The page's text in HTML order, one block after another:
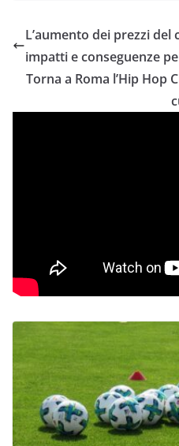
L’aumento dei prezzi del
impatti e conseguenze
Torna a Roma l’Hip Hop